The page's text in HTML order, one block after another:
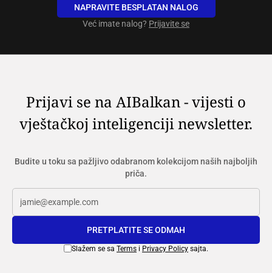
NAPRAVITE BESPLATAN NALOG
Već imate nalog? Prijavite se
Prijavi se na AIBalkan - vijesti o
vještačkoj inteligenciji newsletter.
Budite u toku sa pažljivo odabranom kolekcijom naših najboljih
priča.
PRETPLATITE SE ODMAH
Slažem se sa Terms i Privacy Policy sajta.